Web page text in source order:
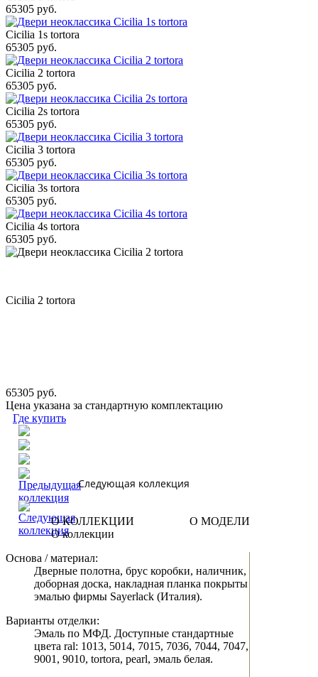
65305 руб.
Cicilia 1s tortora
65305 руб.
Cicilia 2 tortora
65305 руб.
Cicilia 2s tortora
65305 руб.
Cicilia 3 tortora
65305 руб.
Cicilia 3s tortora
65305 руб.
Cicilia 4s tortora
65305 руб.
Cicilia 2 tortora
65305 руб.
Цена указана за стандартную комплектацию
Где купить
Следующая коллекция
О КОЛЛЕКЦИИ
О МОДЕЛИ
О коллекции
Основа / материал:
Дверные полотна, брус коробки, наличник,
доборная доска, накладная планка покрыты
эмалью фирмы Sayerlack (Италия).
Варианты отделки:
Эмаль по МФД. Доступные стандартные
цвета ral: 1013, 5014, 7015, 7036, 7044, 7047,
9001, 9010, tortora, pearl, эмаль белая.